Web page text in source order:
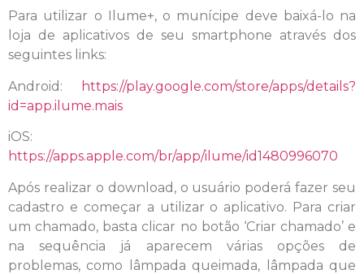
Para utilizar o Ilume+, o munícipe deve baixá-lo na
loja de aplicativos de seu smartphone através dos
seguintes links:
Android:
https://play.google.com/store/apps/details?
id=app.ilume.mais
iOS:
https://apps.apple.com/br/app/ilume/id1480996070
Após realizar o download, o usuário poderá fazer seu
cadastro e começar a utilizar o aplicativo. Para criar
um chamado, basta clicar no botão ‘Criar chamado’ e
na sequência já aparecem várias opções de
problemas, como lâmpada queimada, lâmpada que